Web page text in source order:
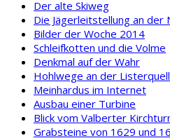
Der alte Skiweg
Die Jägerleitstellung an der
Bilder der Woche 2014
Schleifkotten und die Volme
Denkmal auf der Wahr
Hohlwege an der
Meinhardus im Internet
Ausbau einer Turbine
Blick vom Valberter
Grabsteine von 1629 und